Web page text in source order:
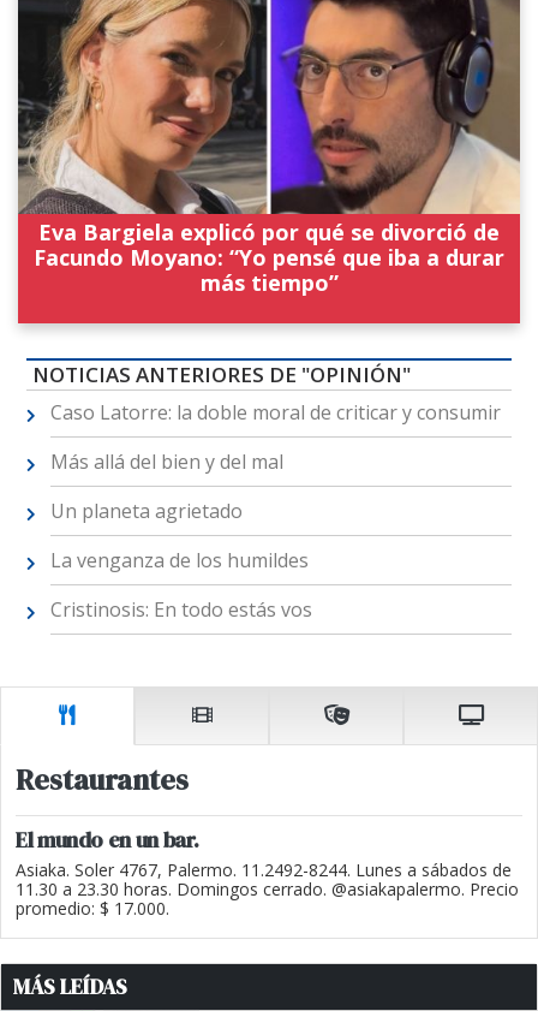
Eva Bargiela explicó por qué se divorció de
Facundo Moyano: “Yo pensé que iba a durar
más tiempo”
NOTICIAS ANTERIORES DE "OPINIÓN"
Caso Latorre: la doble moral de criticar y consumir
Más allá del bien y del mal
Un planeta agrietado
La venganza de los humildes
Cristinosis: En todo estás vos
Restaurantes
El mundo en un bar.
Asiaka. Soler 4767, Palermo. 11.2492-8244. Lunes a sábados de
11.30 a 23.30 horas. Domingos cerrado. @asiakapalermo. Precio
promedio: $ 17.000.
MÁS LEÍDAS